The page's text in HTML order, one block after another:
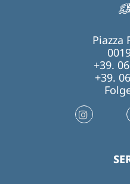
Piazza
+39.
+39.